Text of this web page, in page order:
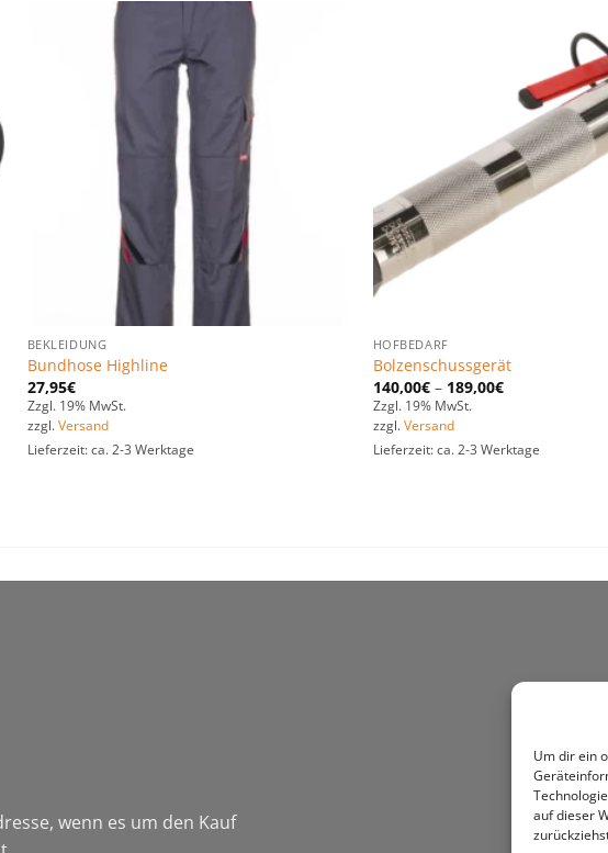
Um dir ein
auf dieser
BEKLEIDUNG
Bundhose Highline
27,95€
Zzgl. 19% MwSt.
zzgl. Versand
Lieferzeit: ca. 2-3 Werktage
HOFBEDARF
Bolzenschussgerät
140,00€– 189,00€
Zzgl. 19% MwSt.
zzgl. Versand
Lieferzeit: ca. 2-3 Werktage
wenn es um den Kauf